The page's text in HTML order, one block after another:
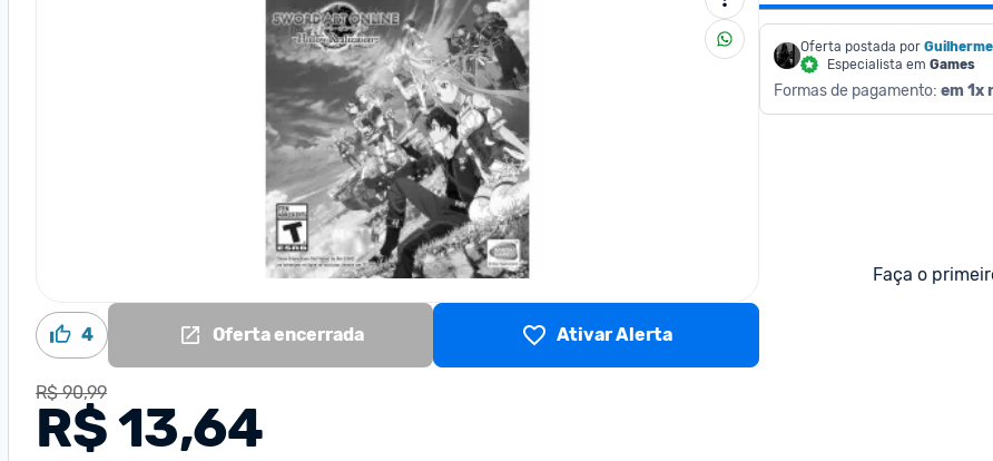
4 Oferta encerrada Ativar Alerta
R$ 90,99
R$ 13,64
Oferta postada por Guilherme
Especialista em Games
Formas de pagamento: em 1x
Faça o